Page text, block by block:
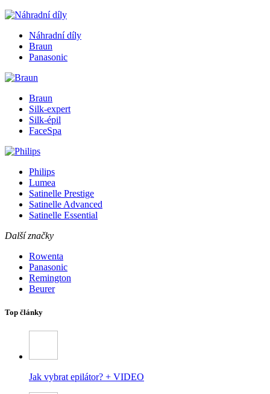
Náhradní díly
Braun
Panasonic
Braun
Silk-expert
Silk-épil
FaceSpa
Philips
Lumea
Satinelle Prestige
Satinelle Advanced
Satinelle Essential
Další značky
Rowenta
Panasonic
Remington
Beurer
Top články
Jak vybrat epilátor? + VIDEO